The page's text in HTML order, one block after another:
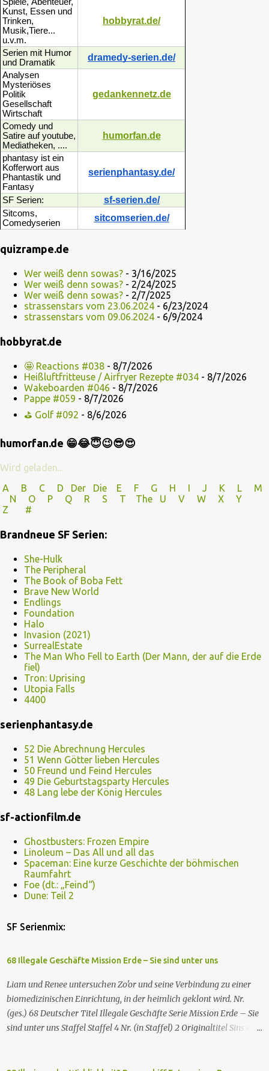
Kunst, Essen und
Trinken,
Musik,Tiere...
u.v.m.
hobbyrat.de/
Serien mit Humor
und Dramatik
dramedy-serien.de/
Analysen
Mysteriöses
Politik
Gesellschaft
Wirtschaft
gedankennetz.de
Comedy und
Satire auf youtube,
Mediatheken, ....
humorfan.de
phantasy ist ein
Kofferwort aus
Phantastik und
Fantasy
serienphantasy.de/
SF Serien: sf-serien.de/
Sitcoms,
Comedyserien
sitcomserien.de/
quizrampe.de
Wer weiß denn sowas? - 3/16/2025
Wer weiß denn sowas? - 2/24/2025
Wer weiß denn sowas? - 2/7/2025
strassenstars vom 23.06.2024 - 6/23/2024
strassenstars vom 09.06.2024 - 6/9/2024
hobbyrat.de
🤩 Reactions #038 - 8/7/2026
Heißluftfritteuse / Airfryer Rezepte #034 - 8/7/2026
Wakeboarden #046 - 8/7/2026
Pappe #059 - 8/7/2026
⛳ Golf #092 - 8/6/2026
humorfan.de 😁😂😇😉😎😍
Wird geladen...
A
B C D Der Die E F G H I J K L
M
N
O P Q R S T The U V
W X Y
Z
#
Brandneue SF Serien:
She-Hulk
The Peripheral
The Book of Boba Fett
Brave New World
Endlings
Foundation
Halo
Invasion (2021)
SurrealEstate
The Man Who Fell to Earth (Der Mann, der auf die Erde
fiel)
Tron: Uprising
Utopia Falls
4400
serienphantasy.de
52 Die Abrechnung Hercules
51 Wenn Götter lieben Hercules
50 Freund und Feind Hercules
49 Die Geburtstagsparty Hercules
48 Lang lebe der König Hercules
sf-actionfilm.de
Ghostbusters: Frozen Empire
Linoleum – Das All und all das
Spaceman: Eine kurze Geschichte der böhmischen
Raumfahrt
Foe (dt.: „Feind“)
Dune: Teil 2
SF Serienmix:
68 Illegale Geschäfte Mission Erde – Sie sind unter uns
Liam und Renee untersuchen Zo'or und seine Verbindung zu einer
biomedizinischen Einrichtung, in der heimlich geklont wird. Nr.
(ges.) 68 Deutscher Titel Illegale Geschäfte Serie Mission Erde – Sie
sind unter uns Staffel Staffel 4 Nr. (in Staffel) 2 Original­titel Sins of